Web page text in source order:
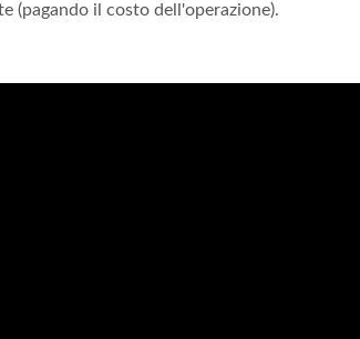
(pagando il costo dell'operazione).